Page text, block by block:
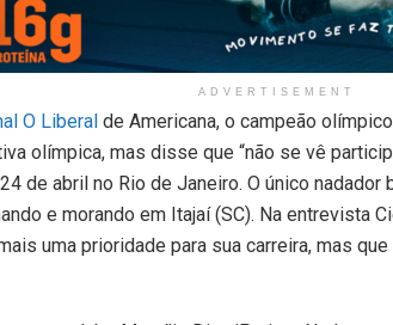
ADVERTISEMENT
O Liberal de Americana, o campeão olímpico
olímpica, mas disse que “não se vê
de abril no Rio de Janeiro. O único
e morando em Itajaí (SC). Na entrevista
uma prioridade para sua carreira, mas